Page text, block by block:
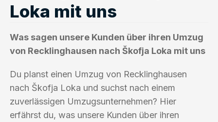
Loka mit uns
Was sagen unsere Kunden über ihren Umzug
von Recklinghausen nach Škofja Loka mit uns
Du planst einen Umzug von Recklinghausen
nach Škofja Loka und suchst nach einem
zuverlässigen Umzugsunternehmen? Hier
erfährst du, was unsere Kunden über ihren